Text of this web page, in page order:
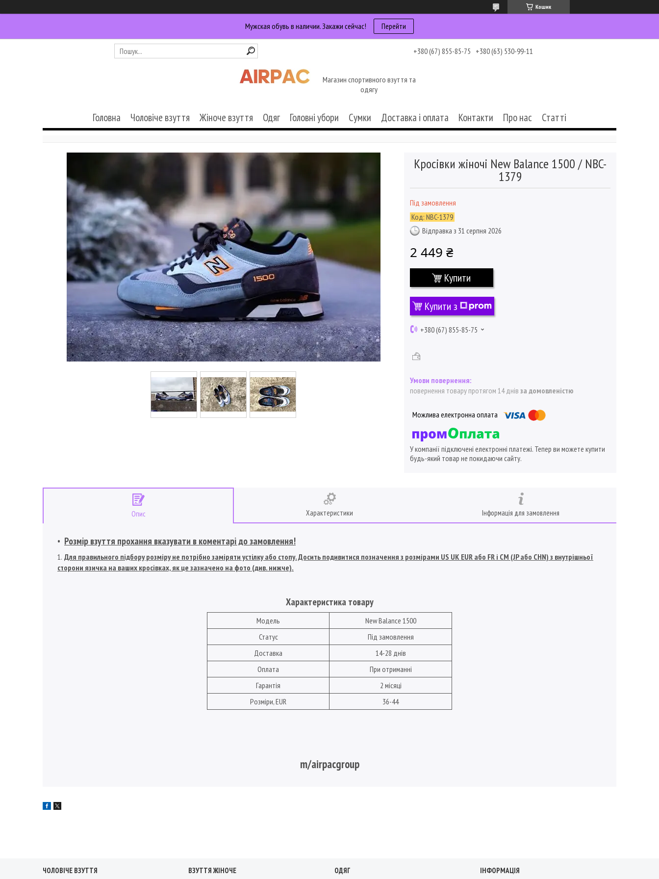
Кошик
Мужская обувь в наличии. Закажи сейчас! Перейти
+380 (67) 855-85-75 +380 (63) 530-99-11
Магазин спортивного взуття та
одягу
Головна Чоловіче взуття Жіноче взуття Одяг Головні убори Сумки Доставка і оплата Контакти Про нас Статті
Кросівки жіночі New Balance 1500 / NBC-
1379
Під замовлення
Код: NBC-1379
Відправка з 31 серпня 2026
2 449 ₴
Купити
Купити з
+380 (67) 855-85-75
повернення товару протягом 14 днів за домовленістю
У компанії підключені електронні платежі. Тепер ви можете купити
будь-який товар не покидаючи сайту.
Опис Характеристики Інформація для замовлення
Розмір взуття прохання вказувати в коментарі до замовлення!
Для правильного підбору розміру не потрібно заміряти устілку або стопу. Досить подивитися позначення з розмірами US UK EUR або FR і СМ (JP або CHN) з внутрішньої
сторони язичка на ваших кросівках, як це зазначено на фото (див. нижче).
Характеристика товару
Модель
New Balance 1500
Статус
Під замовлення
Доставка
14-28 днів
Оплата
При отриманні
Гарантія
2 місяці
Розміри, EUR
36-44
m/airpacgroup
ЧОЛОВІЧЕ ВЗУТТЯ ВЗУТТЯ ЖІНОЧЕ ОДЯГ ІНФОРМАЦІЯ